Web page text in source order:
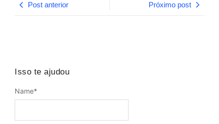
Post anterior Próximo post
Isso te ajudou
Name*